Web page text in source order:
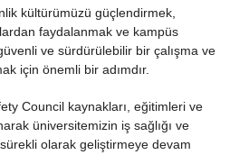
kültürümüzü güçlendirmek,
faydalanmak ve kampüs
ve sürdürülebilir bir çalışma ve
için önemli bir adımdır.
Council kaynakları, eğitimleri ve
üniversitemizin iş sağlığı ve
olarak geliştirmeye devam